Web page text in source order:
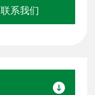
联系我们